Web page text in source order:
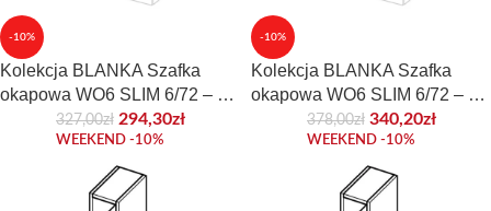
-10%
Kolekcja BLANKA Szafka
okapowa WO6 SLIM 6/72 – 60
cm. Front laminowany.
327,00zł 294,30zł
WEEKEND -10%
-10%
Kolekcja BLANKA Szafka
okapowa WO6 SLIM 6/72 – 60
cm. Front połyskowy lub
akrylowy.
378,00zł 340,20zł
WEEKEND -10%